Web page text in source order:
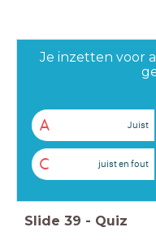
Je inzetten voor
A Juist
C juist en fout
Slide 39 - Quiz